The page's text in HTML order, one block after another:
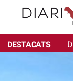
DESTACATS